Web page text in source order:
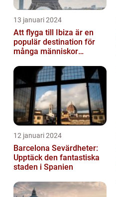
13 januari 2024
Att flyga till Ibiza är en
populär destination för
många människor
12 januari 2024
Barcelona Sevärdheter:
Upptäck den fantastiska
staden i Spanien